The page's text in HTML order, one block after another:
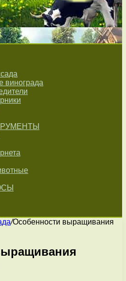
винограда
/Особенности выращивания